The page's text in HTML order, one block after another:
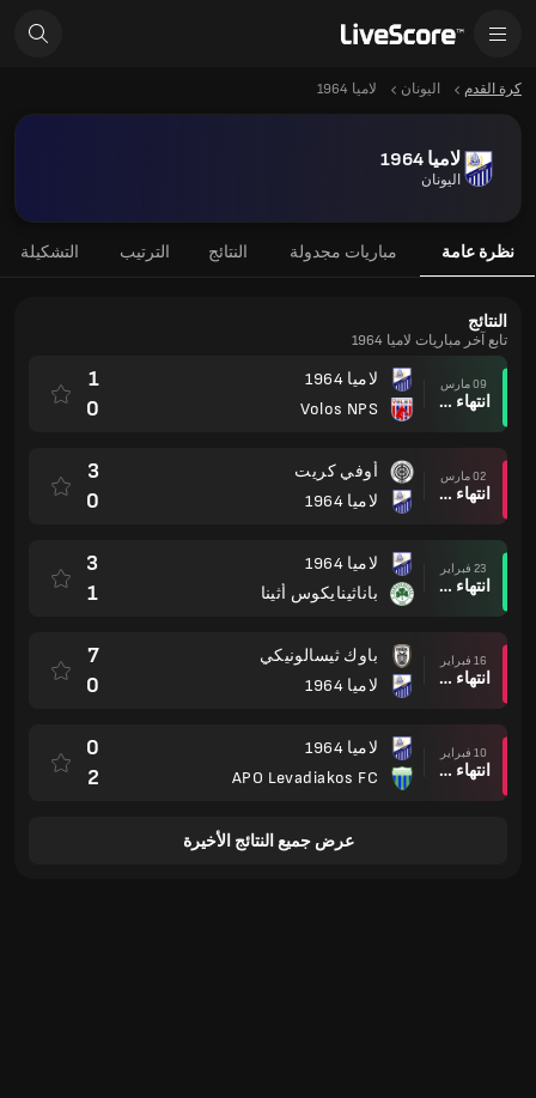
كرة القدم اليونان لاميا 1964
لاميا 1964
اليونان
نظرة عامة مباريات مجدولة النتائج الترتيب التشكيلة
النتائج
تابع آخر مباريات لاميا 1964
09 مارس
انتهاء وقت المباراة
لاميا 1964
Volos NPS
1
0
02 مارس
انتهاء وقت المباراة
أوفي كريت
لاميا 1964
3
0
23 فبراير
انتهاء وقت المباراة
لاميا 1964
باناثينايكوس أثينا
3
1
16 فبراير
انتهاء وقت المباراة
باوك ثيسالونيكي
لاميا 1964
7
0
10 فبراير
انتهاء وقت المباراة
لاميا 1964
APO Levadiakos FC
0
2
عرض جميع النتائج الأخيرة